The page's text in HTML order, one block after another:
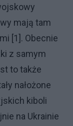
mają tam
[1]. Obecnie
z samym
to także
nałożone
kiboli
na Ukrainie